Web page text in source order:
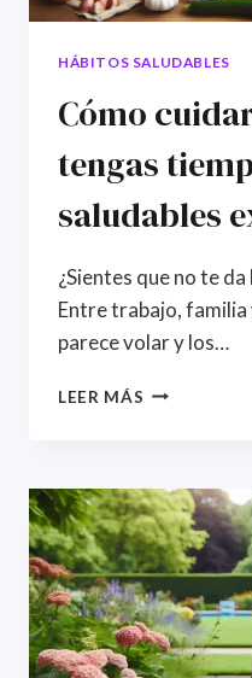
HÁBITOS SALUDABLES
Cómo
tengas
saludables
¿Sientes que no te
Entre trabajo, familia
parece volar y los…
LEER MÁS CÓMO
TENGAS
TIEMPO:
HÁBITOS
EXPRESS